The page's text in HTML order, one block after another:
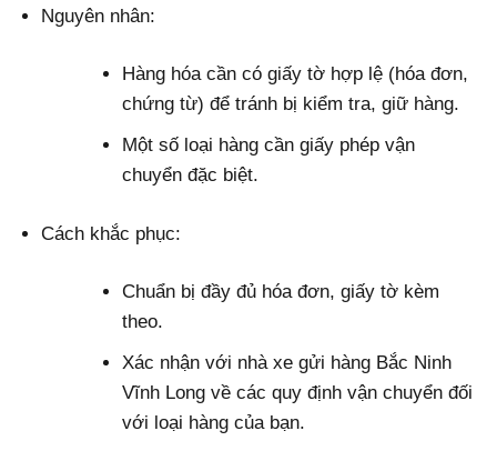
Nguyên nhân:
Hàng hóa cần có giấy tờ hợp lệ (hóa đơn,
chứng từ) để tránh bị kiểm tra, giữ hàng.
Một số loại hàng cần giấy phép vận
chuyển đặc biệt.
Cách khắc phục:
Chuẩn bị đầy đủ hóa đơn, giấy tờ kèm
theo.
Xác nhận với nhà xe gửi hàng Bắc Ninh
Vĩnh Long về các quy định vận chuyển đối
với loại hàng của bạn.